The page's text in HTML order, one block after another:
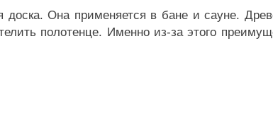
Она применяется в бане и сауне.
полотенце. Именно из-за этого